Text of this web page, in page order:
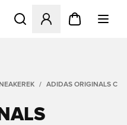
Megnyit egy modált a
ADIDAS ORIGINALS